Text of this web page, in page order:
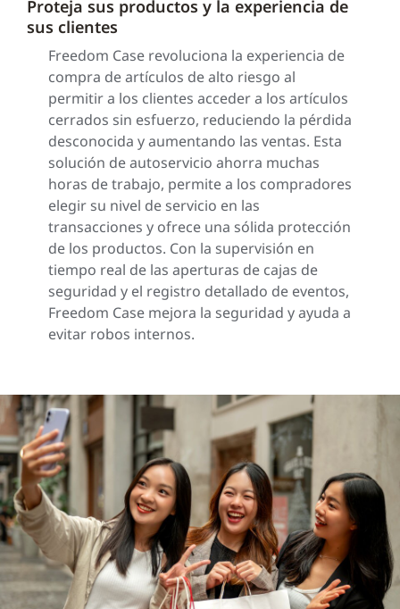
Proteja sus productos y la experiencia de
sus clientes
Freedom Case revoluciona la experiencia de
compra de artículos de alto riesgo al
permitir a los clientes acceder a los artículos
cerrados sin esfuerzo, reduciendo la pérdida
desconocida y aumentando las ventas. Esta
solución de autoservicio ahorra muchas
horas de trabajo, permite a los compradores
elegir su nivel de servicio en las
transacciones y ofrece una sólida protección
de los productos. Con la supervisión en
tiempo real de las aperturas de cajas de
seguridad y el registro detallado de eventos,
Freedom Case mejora la seguridad y ayuda a
evitar robos internos.